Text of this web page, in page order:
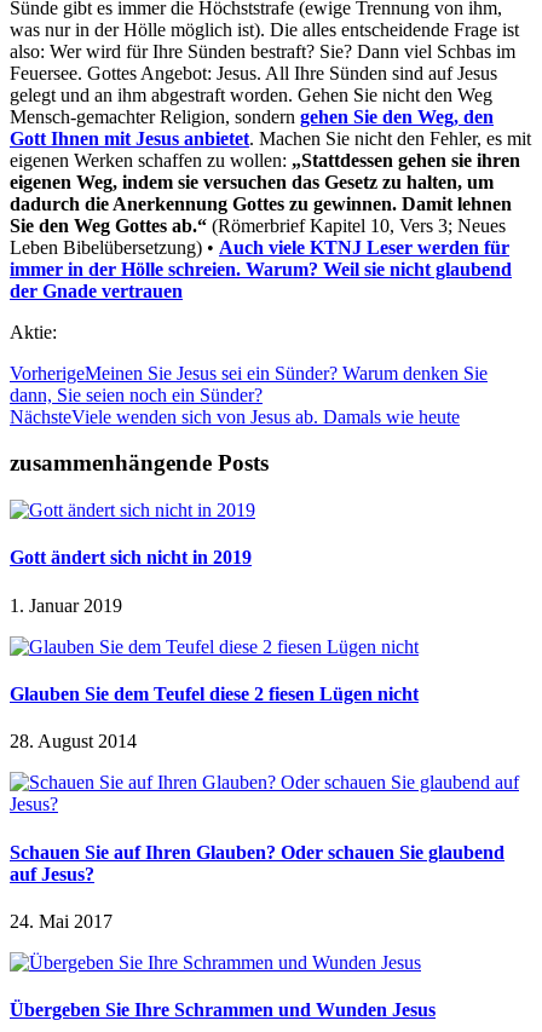
Sünde gibt es immer die Höchststrafe (ewige Trennung von ihm,
was nur in der Hölle möglich ist). Die alles entscheidende Frage ist
also: Wer wird für Ihre Sünden bestraft? Sie? Dann viel Schbas im
Feuersee. Gottes Angebot: Jesus. All Ihre Sünden sind auf Jesus
gelegt und an ihm abgestraft worden. Gehen Sie nicht den Weg
Mensch-gemachter Religion, sondern gehen Sie den Weg, den
Gott Ihnen mit Jesus anbietet. Machen Sie nicht den Fehler, es mit
eigenen Werken schaffen zu wollen: „Stattdessen gehen sie ihren
eigenen Weg, indem sie versuchen das Gesetz zu halten, um
dadurch die Anerkennung Gottes zu gewinnen. Damit lehnen
Sie den Weg Gottes ab.“ (Römerbrief Kapitel 10, Vers 3; Neues
Leben Bibelübersetzung) • Auch viele KTNJ Leser werden für
immer in der Hölle schreien. Warum? Weil sie nicht glaubend
der Gnade vertrauen
Aktie:
VorherigeMeinen Sie Jesus sei ein Sünder? Warum denken Sie
dann, Sie seien noch ein Sünder?
NächsteViele wenden sich von Jesus ab. Damals wie heute
zusammenhängende Posts
Gott ändert sich nicht in 2019
1. Januar 2019
Glauben Sie dem Teufel diese 2 fiesen Lügen nicht
28. August 2014
Schauen Sie auf Ihren Glauben? Oder schauen Sie glaubend
auf Jesus?
24. Mai 2017
Übergeben Sie Ihre Schrammen und Wunden Jesus